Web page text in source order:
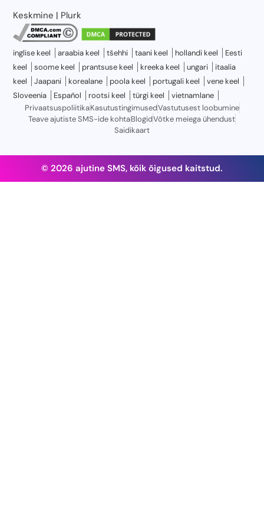
Keskmine | Plurk
inglise keel araabia keel tšehhi taani keel hollandi keel
Eesti
keel
soome keel prantsuse keel kreeka keel ungari
itaalia
keel
Jaapani korealane poola keel portugali keel
vene keel
Sloveenia
Español rootsi keel türgi keel
vietnamlane
PrivaatsuspoliitikaKasutustingimusedVastutusest loobumine
Teave ajutiste SMS-ide kohtaBlogidVõtke meiega ühendust
Saidikaart
© 2026 ajutine SMS, kõik õigused kaitstud.